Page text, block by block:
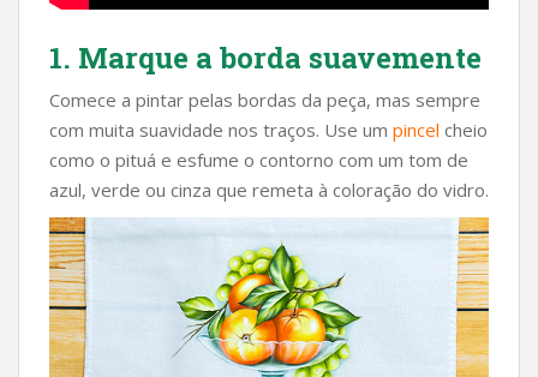
1. Marque a borda suavemente
Comece a pintar pelas bordas da peça, mas sempre
com muita suavidade nos traços. Use um pincel cheio
como o pituá e esfume o contorno com um tom de
azul, verde ou cinza que remeta à coloração do vidro.